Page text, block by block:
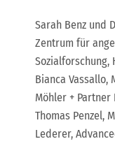
Sarah Benz und
Zentrum für
Sozialforschung,
Bianca Vassallo,
Möhler + Partner
Thomas Penzel,
Lederer,